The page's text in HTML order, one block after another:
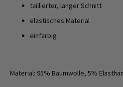
taillierter, langer Schnitt
elastisches Material
einfarbig
Material: 95% Baumwolle, 5% Elasthan